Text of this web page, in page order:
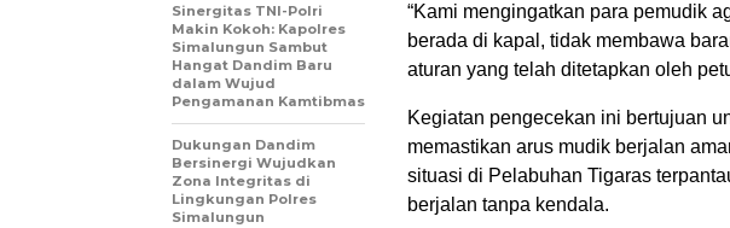
“Kami mengingatkan para pemudik
berada di kapal, tidak membawa
aturan yang telah ditetapkan oleh
Kegiatan pengecekan ini bertujuan
memastikan arus mudik berjalan
situasi di Pelabuhan Tigaras
berjalan tanpa kendala.
Sinergitas TNI-Polri
Makin Kokoh: Kapolres
Simalungun Sambut
Hangat Dandim Baru
dalam Wujud
Pengamanan Kamtibmas
Dukungan Dandim
Bersinergi Wujudkan
Zona Integritas di
Lingkungan Polres
Simalungun